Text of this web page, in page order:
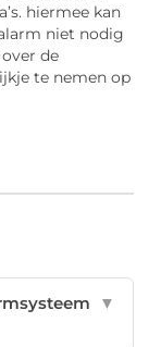
hiermee kan
niet nodig
de
te nemen op
▼